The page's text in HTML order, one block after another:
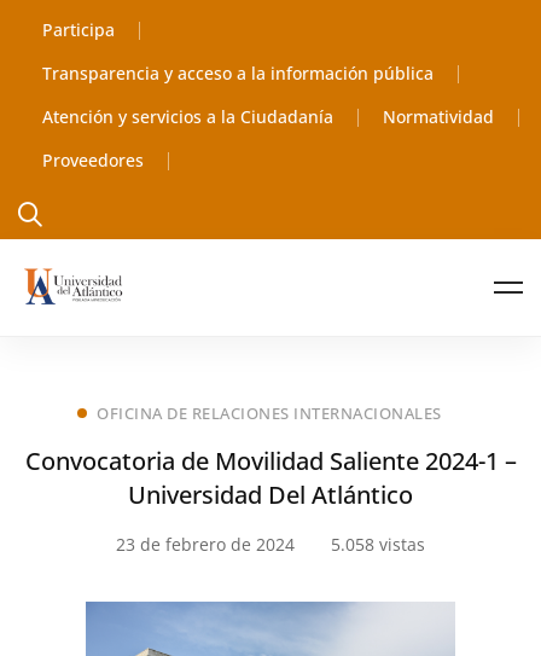
Participa
Transparencia y acceso a la información pública
Atención y servicios a la Ciudadanía
Normatividad
Proveedores
OFICINA DE RELACIONES INTERNACIONALES
Convocatoria de Movilidad Saliente 2024-1 –
Universidad Del Atlántico
23 de febrero de 2024 5.058 vistas